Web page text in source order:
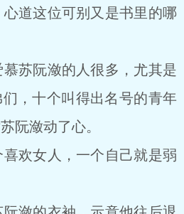
这位可别又是书里的哪
阮潋的人很多，尤其是
，十个叫得出名号的青年
阮潋动了心。
女人，一个自己就是弱